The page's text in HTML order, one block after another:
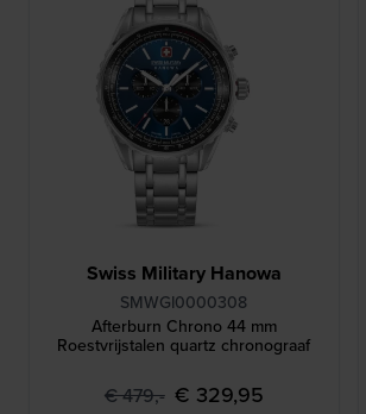
Swiss Military Hanowa
SMWGI0000308
Afterburn Chrono 44 mm
Roestvrijstalen quartz chronograaf
€ 479,- € 329,95